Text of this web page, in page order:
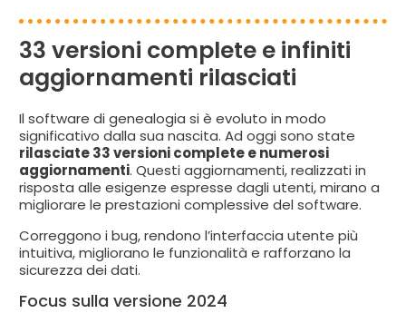
33 versioni complete e infiniti
aggiornamenti rilasciati
Il software di genealogia si è evoluto in modo
significativo dalla sua nascita. Ad oggi sono state
rilasciate 33 versioni complete e numerosi
aggiornamenti. Questi aggiornamenti, realizzati in
risposta alle esigenze espresse dagli utenti, mirano a
migliorare le prestazioni complessive del software.
Correggono i bug, rendono l’interfaccia utente più
intuitiva, migliorano le funzionalità e rafforzano la
sicurezza dei dati.
Focus sulla versione 2024